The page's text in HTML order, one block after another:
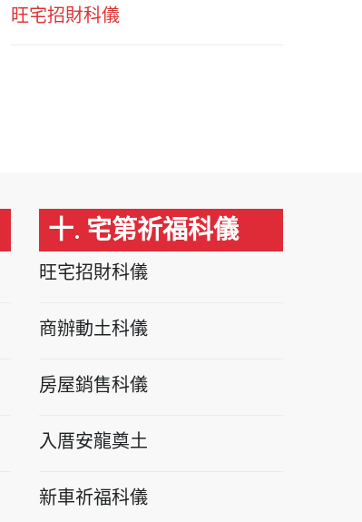
旺宅招財科儀
十. 宅第祈福科儀
旺宅招財科儀
商辦動土科儀
房屋銷售科儀
入厝安龍奠土
新車祈福科儀